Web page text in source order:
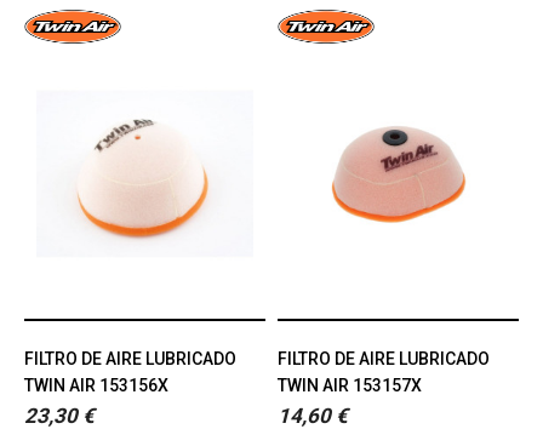
FILTRO DE AIRE LUBRICADO
TWIN AIR 153156X
23,30 €
FILTRO DE AIRE LUBRICADO
TWIN AIR 153157X
14,60 €